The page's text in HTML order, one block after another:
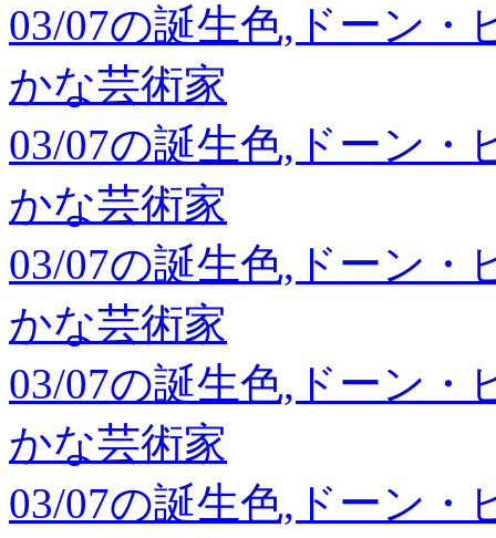
03/07の誕生色,ドーン・
かな芸術家
03/07の誕生色,ドーン・
かな芸術家
03/07の誕生色,ドーン・
かな芸術家
03/07の誕生色,ドーン・
かな芸術家
03/07の誕生色,ドーン・